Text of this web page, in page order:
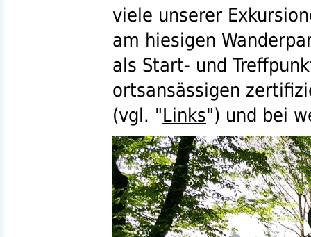
viele unserer
am hiesigen
als Start- und
ortsansässigen
(vgl. "Links") und bei